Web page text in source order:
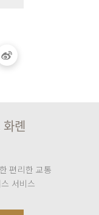
편리한 교통
서비스